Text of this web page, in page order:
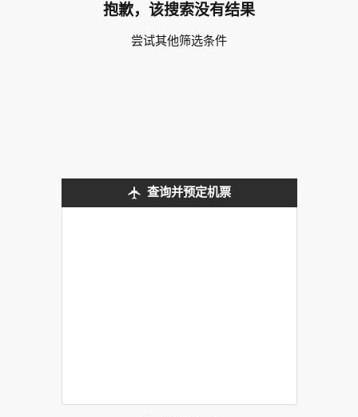
抱歉，该搜索没有结果
尝试其他筛选条件
查询并预定机票